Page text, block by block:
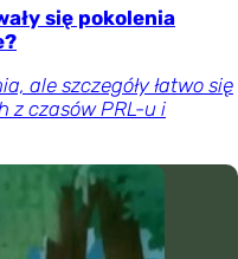
się pokolenia
ale szczegóły łatwo się
z czasów PRL-u i